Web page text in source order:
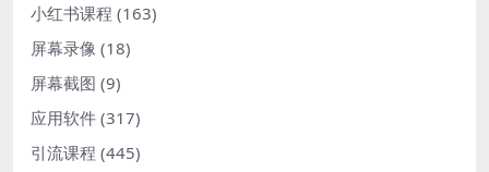
小红书课程 (163)
屏幕录像 (18)
屏幕截图 (9)
应用软件 (317)
引流课程 (445)